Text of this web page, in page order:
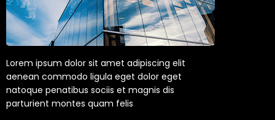
Lorem ipsum dolor sit amet adipiscing elit
aenean commodo ligula eget dolor eget
natoque penatibus sociis et magnis dis
parturient montes quam felis